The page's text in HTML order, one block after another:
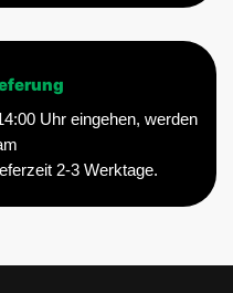
Uhr eingehen, werden
2-3 Werktage.